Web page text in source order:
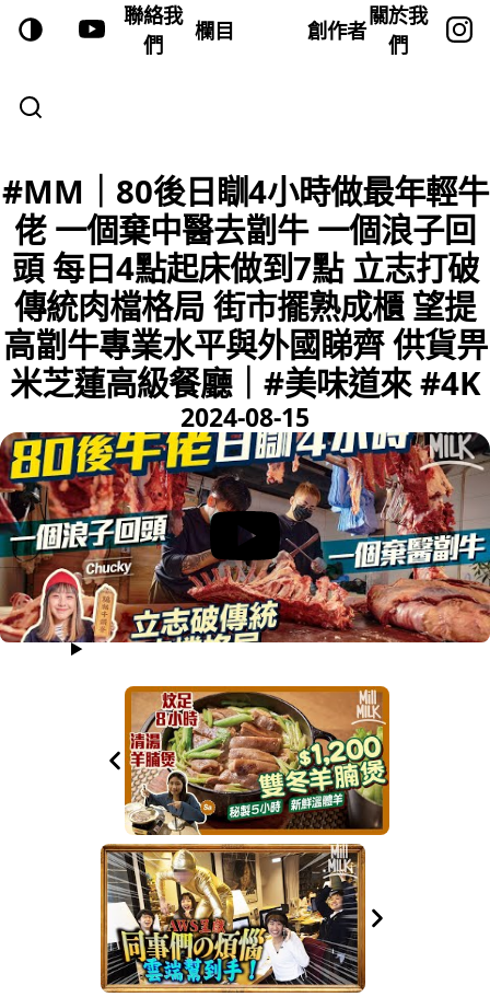
聯絡我
們
欄目 創作者
關於我
們
#MM｜80後日瞓4小時做最年輕牛
佬 一個棄中醫去劏牛 一個浪子回
頭 每日4點起床做到7點 立志打破
傳統肉檔格局 街市擺熟成櫃 望提
高劏牛專業水平與外國睇齊 供貨畀
米芝蓮高級餐廳｜#美味道來 #4K
2024-08-15